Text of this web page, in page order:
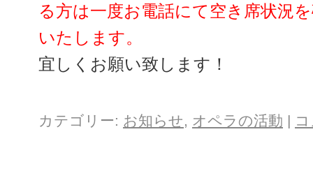
る方は一度お電話にて空き席状況
いたします。
宜しくお願い致します！
カテゴリー: お知らせ, オペラの活動 |